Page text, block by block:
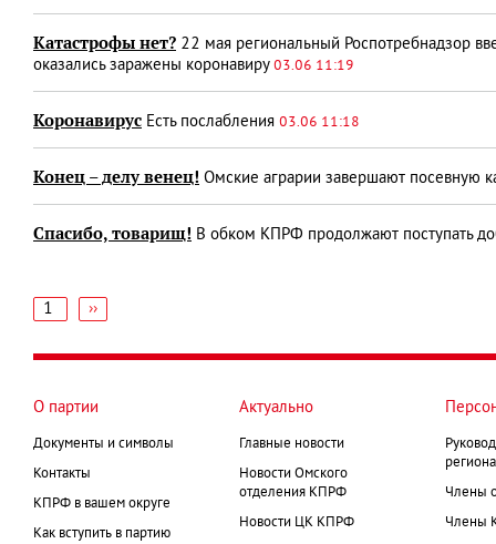
Катастрофы нет? 22 мая региональный Роспотребнадзор
оказались заражены коронавиру 03.06 11:19
Коронавирус Есть послабления 03.06 11:18
Конец – делу венец! Омские аграрии завершают посевную
Спасибо, товарищ! В обком КПРФ продолжают поступать
страниц
1
Следующая
››
О партии
Документы и символы
Контакты
КПРФ в вашем округе
Как вступить в партию
Актуально
Главные новости
Новости Омского
отделения КПРФ
Новости ЦК КПРФ
Члены
Члены